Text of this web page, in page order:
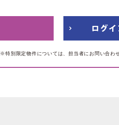
※特別限定物件については、担当者にお問い合わ